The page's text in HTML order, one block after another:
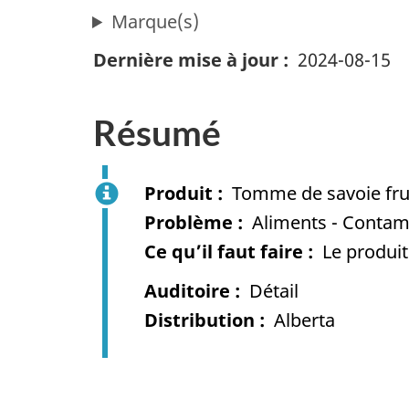
Marque(s)
Dernière mise à jour
2024-08-15
Résumé
Produit
Tomme de savoie
Problème
Aliments -
Ce qu’il faut faire
Le
Auditoire
Détail
Distribution
Alberta